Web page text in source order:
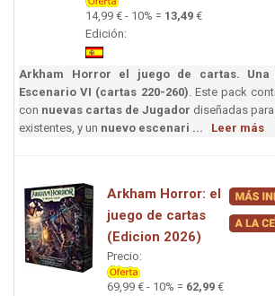
14,99 € - 10% = 13,49 €
Edición:
Arkham Horror el juego de cartas.
Escenario VI (cartas 220-260) . Este pack
con nuevas cartas de Jugador diseñadas
existentes, y un nuevo escenari ... Leer más
Arkham Horror: el
juego de cartas
(Edicion 2026)
Precio:
69,99 € - 10% = 62,99 €